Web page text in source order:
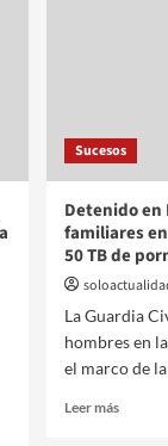
Sucesos
Detenido en
familiares
50 TB de
La Guardia
hombres en
el marco de
Leer más